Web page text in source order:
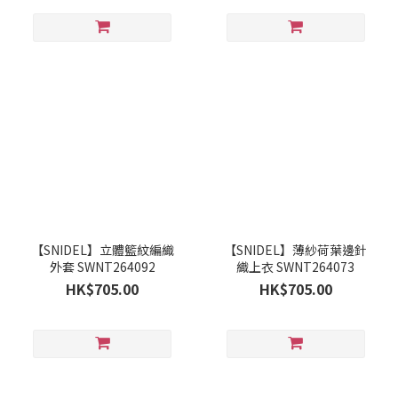
【SNIDEL】立體籃紋編織
外套 SWNT264092
HK$705.00
【SNIDEL】薄紗荷葉邊針
織上衣 SWNT264073
HK$705.00